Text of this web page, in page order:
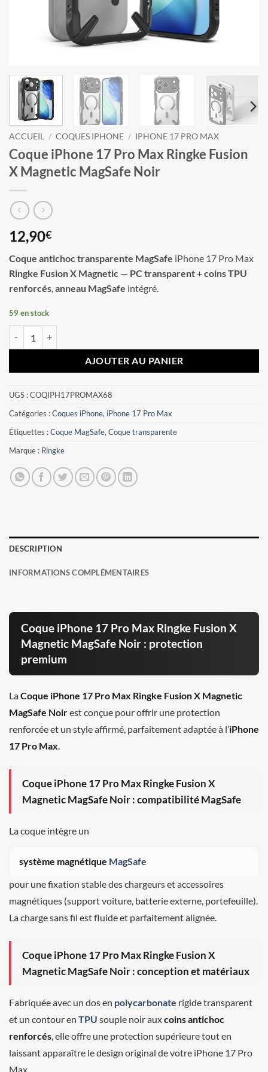
ACCUEIL / COQUES IPHONE / IPHONE 17 PRO MAX
Coque iPhone 17 Pro Max Ringke Fusion
X Magnetic MagSafe Noir
12,90€
Coque antichoc transparente MagSafe iPhone 17 Pro Max
Ringke Fusion X Magnetic — PC transparent+coins TPU
renforcés,anneau MagSafe intégré.
59 en stock
AJOUTER AU PANIER
UGS :COQIPH17PROMAX68
Catégories :Coques iPhone, iPhone 17 Pro Max
Étiquettes :Coque MagSafe, Coque transparente
Marque : Ringke
DESCRIPTION
INFORMATIONS COMPLÉMENTAIRES
Coque iPhone 17 Pro Max Ringke Fusion X
Magnetic MagSafe Noir : protection
premium
LaCoque iPhone 17 Pro Max Ringke Fusion X Magnetic
MagSafe Noirest conçue pour offrir une protection
renforcée et un style affirmé, parfaitement adaptée à l’iPhone
17 Pro Max
Coque iPhone 17 Pro Max Ringke Fusion X
Magnetic MagSafe Noir : compatibilité MagSafe
La coque intègre un
système magnétique MagSafe
pour une fixation stable des chargeurs et accessoires
magnétiques (support voiture, batterie externe, portefeuille).
La charge sans fil est fluide et parfaitement alignée.
Coque iPhone 17 Pro Max Ringke Fusion X
Magnetic MagSafe Noir : conception et matériaux
Fabriquée avec un dos en polycarbonate rigide transparent
et un contour en TPU souple noir auxcoins antichoc
renforcés , elle offre une protection supérieure tout en
laissant apparaître le design original de votre iPhone 17 Pro
Max.